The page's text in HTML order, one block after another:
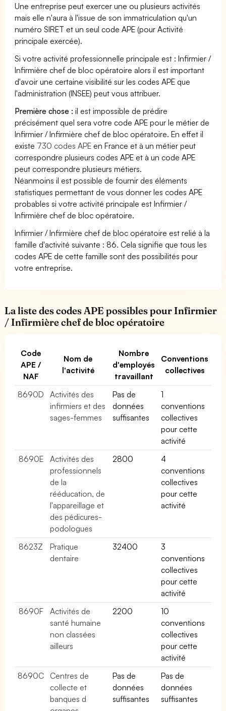
Une entreprise peut exercer une ou plusieurs activités
mais elle n'aura à l'issue de son immatriculation qu'un
numéro SIRET et un seul code APE (pour Activité
principale exercée).
Si votre activité professionnelle principale est : Infirmier /
Infirmière chef de bloc opératoire alors il est important
d'avoir une certaine visibilité sur les codes APE que
l'administration (INSEE) peut vous attribuer.
Première chose : il est impossible de prédire
précisément quel sera votre code APE pour le métier de
Infirmier / Infirmière chef de bloc opératoire. En effet il
existe 730 codes APE en France et à un métier peut
correspondre plusieurs codes APE et à un code APE
peut correspondre plusieurs métiers.
Néanmoins il est possible de fournir des éléments
statistiques permettant de vous donner les codes APE
probables si votre activité principale est Infirmier /
Infirmière chef de bloc opératoire.
Infirmier / Infirmière chef de bloc opératoire est relié à la
famille d'activité suivante : 86. Cela signifie que tous les
codes APE de cette famille sont des possibilités pour
votre entreprise.
La liste des codes APE possibles pour Infirmier
/ Infirmière chef de bloc opératoire
Code
APE /
NAF
Nom de
l'activité
Nombre
d'employés
travaillant
Conventions
collectives
8690D
Activités des
infirmiers et des
sages-femmes
Pas de
données
suffisantes
1
conventions
collectives
pour cette
activité
8690E
Activités des
professionnels
de la
rééducation, de
l'appareillage et
des pédicures-
podologues
2800
4
conventions
collectives
pour cette
activité
8623Z
Pratique
dentaire
32400
3
conventions
collectives
pour cette
activité
8690F
Activités de
santé humaine
non classées
ailleurs
2200
10
conventions
collectives
pour cette
activité
8690C
Centres de
collecte et
banques d
Pas de
données
suffisantes
Pas de
données
suffisantes